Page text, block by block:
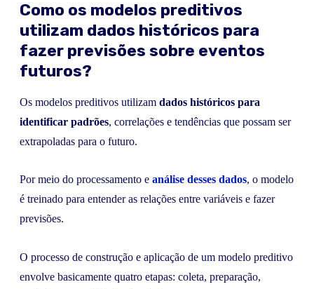
Como os modelos preditivos
utilizam dados históricos para
fazer previsões sobre eventos
futuros?
Os modelos preditivos utilizam dados históricos para
identificar padrões, correlações e tendências que possam ser
extrapoladas para o futuro.
Por meio do processamento e análise desses dados, o modelo
é treinado para entender as relações entre variáveis e fazer
previsões.
O processo de construção e aplicação de um modelo preditivo
envolve basicamente quatro etapas: coleta, preparação,